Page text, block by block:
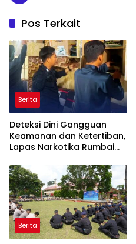
Pos Terkait
Berita
Deteksi Dini Gangguan
Keamanan dan Ketertiban,
Lapas Narkotika Rumbai
Hunian
Berita